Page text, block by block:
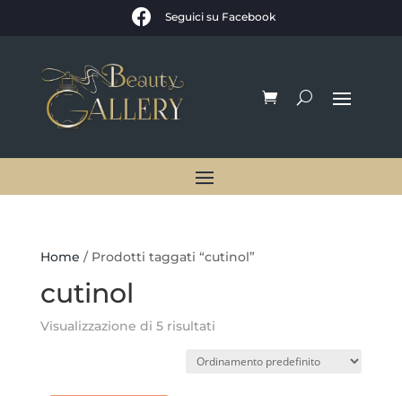
 Seguici su Facebook
Home / Prodotti taggati “cutinol”
cutinol
Visualizzazione di 5 risultati